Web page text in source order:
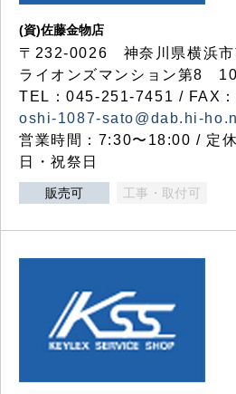
(資)佐藤金物店
〒232-0026 神奈川県横浜
ライオンズマンション第8
TEL：045-251-7451 / FAX
oshi-1087-sato@dab.hi-
営業時間：7:30〜18:00 / 定
日・祝祭日
販売可 工事・取付可